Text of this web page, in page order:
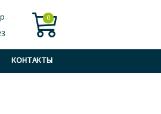

0
КОНТАКТЫ